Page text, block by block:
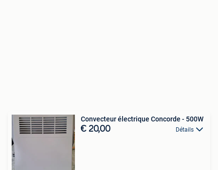
Convecteur électrique Concorde - 500W
€ 20,00 Détails